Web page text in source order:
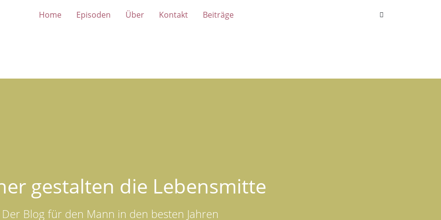
Home Episoden Über Kontakt Beiträge
gestalten die Lebensmitte
Der Blog für den Mann in den besten Jahren